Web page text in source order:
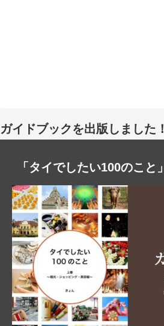
ガイドブックを出版しました！
「タイでしたい100のこと」